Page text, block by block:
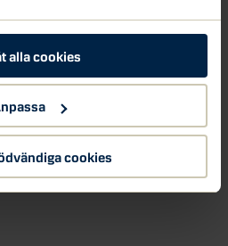
alla cookies
cookies
Bank